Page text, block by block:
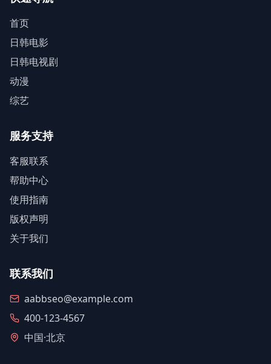
首页
日韩电影
日韩电视剧
动漫
综艺
服务支持
客服联系
帮助中心
使用指南
版权声明
关于我们
联系我们
aabbseo@example.com
400-123-4567
中国·北京